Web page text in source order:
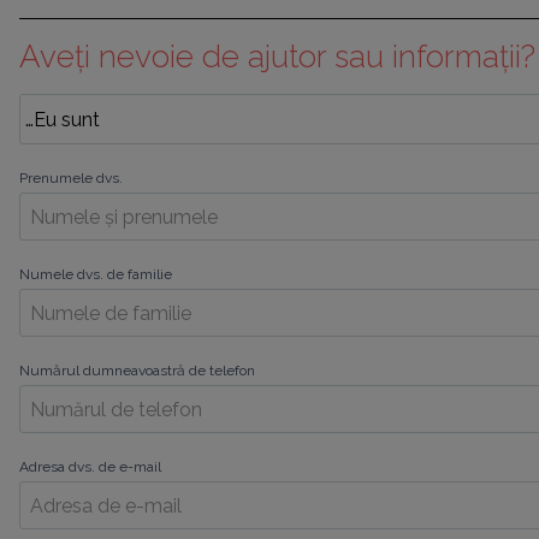
Aveți nevoie de ajutor sau informații?
Prenumele dvs.
Numele dvs. de familie
Numărul dumneavoastră de telefon
Adresa dvs. de e-mail